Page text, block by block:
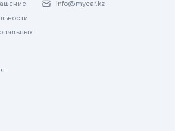
info@mycar.kz